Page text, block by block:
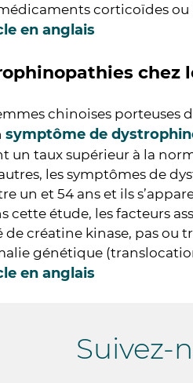
corticoïdes
en anglais
chez
chinoises porteuses
symptôme de
un taux supérieur à la
les symptômes de
un et 54 ans et ils
cette étude, les facteurs
de créatine kinase, pas ou
génétique
en anglais
Suivez-